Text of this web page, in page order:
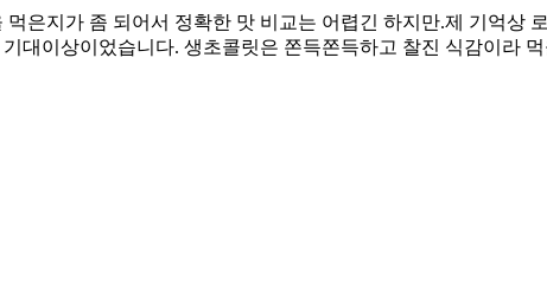
은지가 좀 되어서 정확한 맛 비교는 어렵긴 하지만.제 기억상
대이상이었습니다. 생초콜릿은 쫀득쫀득하고 찰진 식감이라